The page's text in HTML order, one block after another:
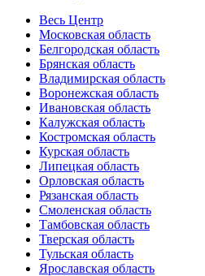
Весь Центр
Московская область
Белгородская область
Брянская область
Владимирская область
Воронежская область
Ивановская область
Калужская область
Костромская область
Курская область
Липецкая область
Орловская область
Рязанская область
Смоленская область
Тамбовская область
Тверская область
Тульская область
Ярославская область